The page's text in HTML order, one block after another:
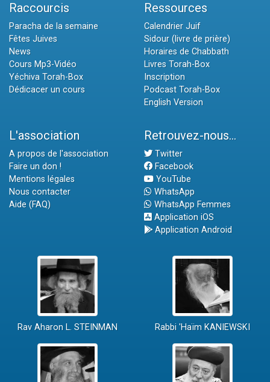
Raccourcis
Paracha de la semaine
Fêtes Juives
News
Cours Mp3-Vidéo
Yéchiva Torah-Box
Dédicacer un cours
Ressources
Calendrier Juif
Sidour (livre de prière)
Horaires de Chabbath
Livres Torah-Box
Inscription
Podcast Torah-Box
English Version
L'association
A propos de l'association
Faire un don !
Mentions légales
Nous contacter
Aide (FAQ)
Retrouvez-nous...
Twitter
Facebook
YouTube
WhatsApp
WhatsApp Femmes
Application iOS
Application Android
Rav Aharon L. STEINMAN Rabbi 'Haïm KANIEWSKI